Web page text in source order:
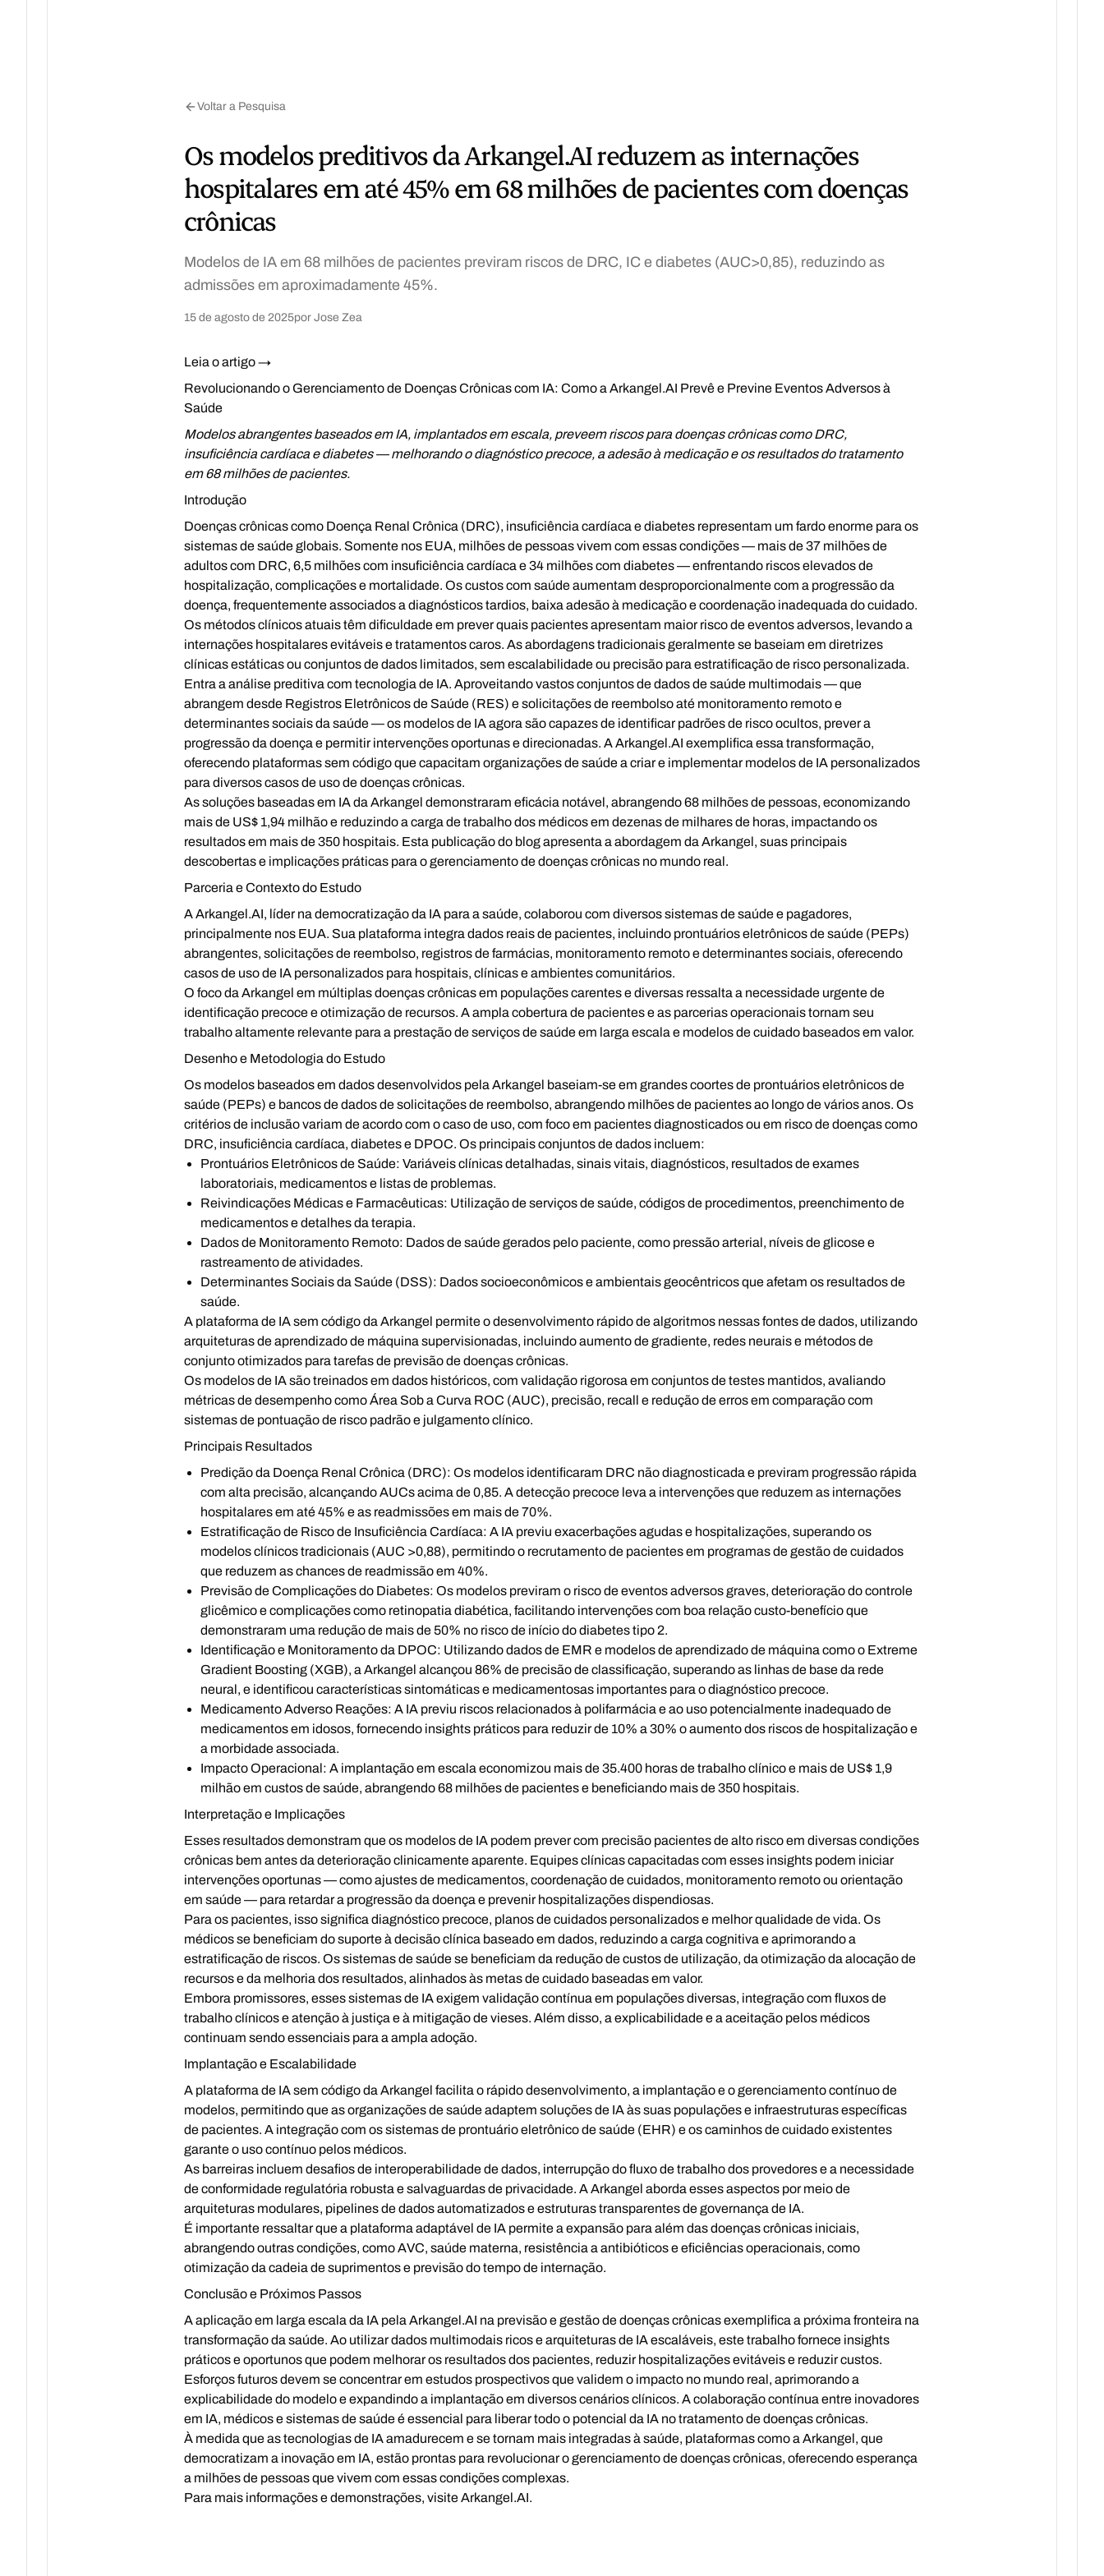
Voltar a Pesquisa
Os modelos preditivos da Arkangel.AI reduzem as internações
hospitalares em até 45% em 68 milhões de pacientes com doenças
crônicas
Modelos de IA em 68 milhões de pacientes previram riscos de DRC, IC e diabetes (AUC>0,85), reduzindo as
admissões em aproximadamente 45%.
15 de agosto de 2025por Jose Zea
Leia o artigo →
Revolucionando o Gerenciamento de Doenças Crônicas com IA: Como a Arkangel.AI Prevê e Previne Eventos Adversos à
Saúde
Modelos abrangentes baseados em IA, implantados em escala, preveem riscos para doenças crônicas como DRC,
insuficiência cardíaca e diabetes — melhorando o diagnóstico precoce, a adesão à medicação e os resultados do tratamento
em 68 milhões de pacientes.
Introdução
Doenças crônicas como Doença Renal Crônica (DRC), insuficiência cardíaca e diabetes representam um fardo enorme para os
sistemas de saúde globais. Somente nos EUA, milhões de pessoas vivem com essas condições — mais de 37 milhões de
adultos com DRC, 6,5 milhões com insuficiência cardíaca e 34 milhões com diabetes — enfrentando riscos elevados de
hospitalização, complicações e mortalidade. Os custos com saúde aumentam desproporcionalmente com a progressão da
doença, frequentemente associados a diagnósticos tardios, baixa adesão à medicação e coordenação inadequada do cuidado.
Os métodos clínicos atuais têm dificuldade em prever quais pacientes apresentam maior risco de eventos adversos, levando a
internações hospitalares evitáveis e tratamentos caros. As abordagens tradicionais geralmente se baseiam em diretrizes
clínicas estáticas ou conjuntos de dados limitados, sem escalabilidade ou precisão para estratificação de risco personalizada.
Entra a análise preditiva com tecnologia de IA. Aproveitando vastos conjuntos de dados de saúde multimodais — que
abrangem desde Registros Eletrônicos de Saúde (RES) e solicitações de reembolso até monitoramento remoto e
determinantes sociais da saúde — os modelos de IA agora são capazes de identificar padrões de risco ocultos, prever a
progressão da doença e permitir intervenções oportunas e direcionadas. A Arkangel.AI exemplifica essa transformação,
oferecendo plataformas sem código que capacitam organizações de saúde a criar e implementar modelos de IA personalizados
para diversos casos de uso de doenças crônicas.
As soluções baseadas em IA da Arkangel demonstraram eficácia notável, abrangendo 68 milhões de pessoas, economizando
mais de US$ 1,94 milhão e reduzindo a carga de trabalho dos médicos em dezenas de milhares de horas, impactando os
resultados em mais de 350 hospitais. Esta publicação do blog apresenta a abordagem da Arkangel, suas principais
descobertas e implicações práticas para o gerenciamento de doenças crônicas no mundo real.
Parceria e Contexto do Estudo
A Arkangel.AI, líder na democratização da IA para a saúde, colaborou com diversos sistemas de saúde e pagadores,
principalmente nos EUA. Sua plataforma integra dados reais de pacientes, incluindo prontuários eletrônicos de saúde (PEPs)
abrangentes, solicitações de reembolso, registros de farmácias, monitoramento remoto e determinantes sociais, oferecendo
casos de uso de IA personalizados para hospitais, clínicas e ambientes comunitários.
O foco da Arkangel em múltiplas doenças crônicas em populações carentes e diversas ressalta a necessidade urgente de
identificação precoce e otimização de recursos. A ampla cobertura de pacientes e as parcerias operacionais tornam seu
trabalho altamente relevante para a prestação de serviços de saúde em larga escala e modelos de cuidado baseados em valor.
Desenho e Metodologia do Estudo
Os modelos baseados em dados desenvolvidos pela Arkangel baseiam-se em grandes coortes de prontuários eletrônicos de
saúde (PEPs) e bancos de dados de solicitações de reembolso, abrangendo milhões de pacientes ao longo de vários anos. Os
critérios de inclusão variam de acordo com o caso de uso, com foco em pacientes diagnosticados ou em risco de doenças como
DRC, insuficiência cardíaca, diabetes e DPOC. Os principais conjuntos de dados incluem:
Prontuários Eletrônicos de Saúde: Variáveis clínicas detalhadas, sinais vitais, diagnósticos, resultados de exames
laboratoriais, medicamentos e listas de problemas.
Reivindicações Médicas e Farmacêuticas: Utilização de serviços de saúde, códigos de procedimentos, preenchimento de
medicamentos e detalhes da terapia.
Dados de Monitoramento Remoto: Dados de saúde gerados pelo paciente, como pressão arterial, níveis de glicose e
rastreamento de atividades.
Determinantes Sociais da Saúde (DSS): Dados socioeconômicos e ambientais geocêntricos que afetam os resultados de
saúde.
A plataforma de IA sem código da Arkangel permite o desenvolvimento rápido de algoritmos nessas fontes de dados, utilizando
arquiteturas de aprendizado de máquina supervisionadas, incluindo aumento de gradiente, redes neurais e métodos de
conjunto otimizados para tarefas de previsão de doenças crônicas.
Os modelos de IA são treinados em dados históricos, com validação rigorosa em conjuntos de testes mantidos, avaliando
métricas de desempenho como Área Sob a Curva ROC (AUC), precisão, recall e redução de erros em comparação com
sistemas de pontuação de risco padrão e julgamento clínico.
Principais Resultados
Predição da Doença Renal Crônica (DRC): Os modelos identificaram DRC não diagnosticada e previram progressão rápida
com alta precisão, alcançando AUCs acima de 0,85. A detecção precoce leva a intervenções que reduzem as internações
hospitalares em até 45% e as readmissões em mais de 70%.
Estratificação de Risco de Insuficiência Cardíaca: A IA previu exacerbações agudas e hospitalizações, superando os
modelos clínicos tradicionais (AUC >0,88), permitindo o recrutamento de pacientes em programas de gestão de cuidados
que reduzem as chances de readmissão em 40%.
Previsão de Complicações do Diabetes: Os modelos previram o risco de eventos adversos graves, deterioração do controle
glicêmico e complicações como retinopatia diabética, facilitando intervenções com boa relação custo-benefício que
demonstraram uma redução de mais de 50% no risco de início do diabetes tipo 2.
Identificação e Monitoramento da DPOC: Utilizando dados de EMR e modelos de aprendizado de máquina como o Extreme
Gradient Boosting (XGB), a Arkangel alcançou 86% de precisão de classificação, superando as linhas de base da rede
neural, e identificou características sintomáticas e medicamentosas importantes para o diagnóstico precoce.
Medicamento Adverso Reações: A IA previu riscos relacionados à polifarmácia e ao uso potencialmente inadequado de
medicamentos em idosos, fornecendo insights práticos para reduzir de 10% a 30% o aumento dos riscos de hospitalização e
a morbidade associada.
Impacto Operacional: A implantação em escala economizou mais de 35.400 horas de trabalho clínico e mais de US$ 1,9
milhão em custos de saúde, abrangendo 68 milhões de pacientes e beneficiando mais de 350 hospitais.
Interpretação e Implicações
Esses resultados demonstram que os modelos de IA podem prever com precisão pacientes de alto risco em diversas condições
crônicas bem antes da deterioração clinicamente aparente. Equipes clínicas capacitadas com esses insights podem iniciar
intervenções oportunas — como ajustes de medicamentos, coordenação de cuidados, monitoramento remoto ou orientação
em saúde — para retardar a progressão da doença e prevenir hospitalizações dispendiosas.
Para os pacientes, isso significa diagnóstico precoce, planos de cuidados personalizados e melhor qualidade de vida. Os
médicos se beneficiam do suporte à decisão clínica baseado em dados, reduzindo a carga cognitiva e aprimorando a
estratificação de riscos. Os sistemas de saúde se beneficiam da redução de custos de utilização, da otimização da alocação de
recursos e da melhoria dos resultados, alinhados às metas de cuidado baseadas em valor.
Embora promissores, esses sistemas de IA exigem validação contínua em populações diversas, integração com fluxos de
trabalho clínicos e atenção à justiça e à mitigação de vieses. Além disso, a explicabilidade e a aceitação pelos médicos
continuam sendo essenciais para a ampla adoção.
Implantação e Escalabilidade
A plataforma de IA sem código da Arkangel facilita o rápido desenvolvimento, a implantação e o gerenciamento contínuo de
modelos, permitindo que as organizações de saúde adaptem soluções de IA às suas populações e infraestruturas específicas
de pacientes. A integração com os sistemas de prontuário eletrônico de saúde (EHR) e os caminhos de cuidado existentes
garante o uso contínuo pelos médicos.
As barreiras incluem desafios de interoperabilidade de dados, interrupção do fluxo de trabalho dos provedores e a necessidade
de conformidade regulatória robusta e salvaguardas de privacidade. A Arkangel aborda esses aspectos por meio de
arquiteturas modulares, pipelines de dados automatizados e estruturas transparentes de governança de IA.
É importante ressaltar que a plataforma adaptável de IA permite a expansão para além das doenças crônicas iniciais,
abrangendo outras condições, como AVC, saúde materna, resistência a antibióticos e eficiências operacionais, como
otimização da cadeia de suprimentos e previsão do tempo de internação.
Conclusão e Próximos Passos
A aplicação em larga escala da IA pela Arkangel.AI na previsão e gestão de doenças crônicas exemplifica a próxima fronteira na
transformação da saúde. Ao utilizar dados multimodais ricos e arquiteturas de IA escaláveis, este trabalho fornece insights
práticos e oportunos que podem melhorar os resultados dos pacientes, reduzir hospitalizações evitáveis e reduzir custos.
Esforços futuros devem se concentrar em estudos prospectivos que validem o impacto no mundo real, aprimorando a
explicabilidade do modelo e expandindo a implantação em diversos cenários clínicos. A colaboração contínua entre inovadores
em IA, médicos e sistemas de saúde é essencial para liberar todo o potencial da IA no tratamento de doenças crônicas.
À medida que as tecnologias de IA amadurecem e se tornam mais integradas à saúde, plataformas como a Arkangel, que
democratizam a inovação em IA, estão prontas para revolucionar o gerenciamento de doenças crônicas, oferecendo esperança
a milhões de pessoas que vivem com essas condições complexas.
Para mais informações e demonstrações, visiteArkangel.AI.